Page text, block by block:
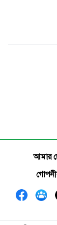
আমার